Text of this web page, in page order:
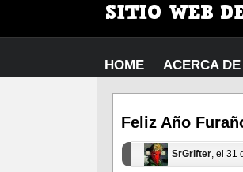
HOME ACERCA
Feliz Año
SrGrifter, el 31